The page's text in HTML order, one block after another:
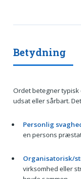
Betydning
Ordet betegner typisk
udsat eller sårbart.
Personlig
en persons
Organisatorisk/
virksomhed eller